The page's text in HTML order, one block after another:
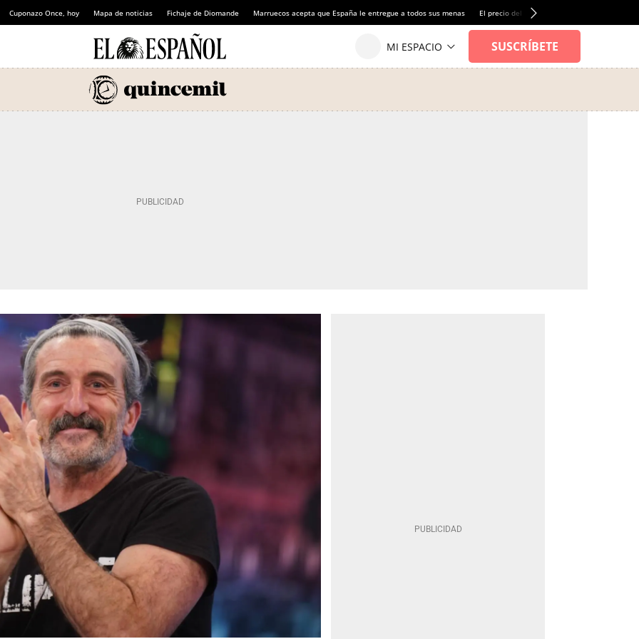
Cuponazo Once, hoy Mapa de noticias Fichaje de Diomande Marruecos acepta que España le entregue a todos sus menas El precio del alquiler de vivienda baja por